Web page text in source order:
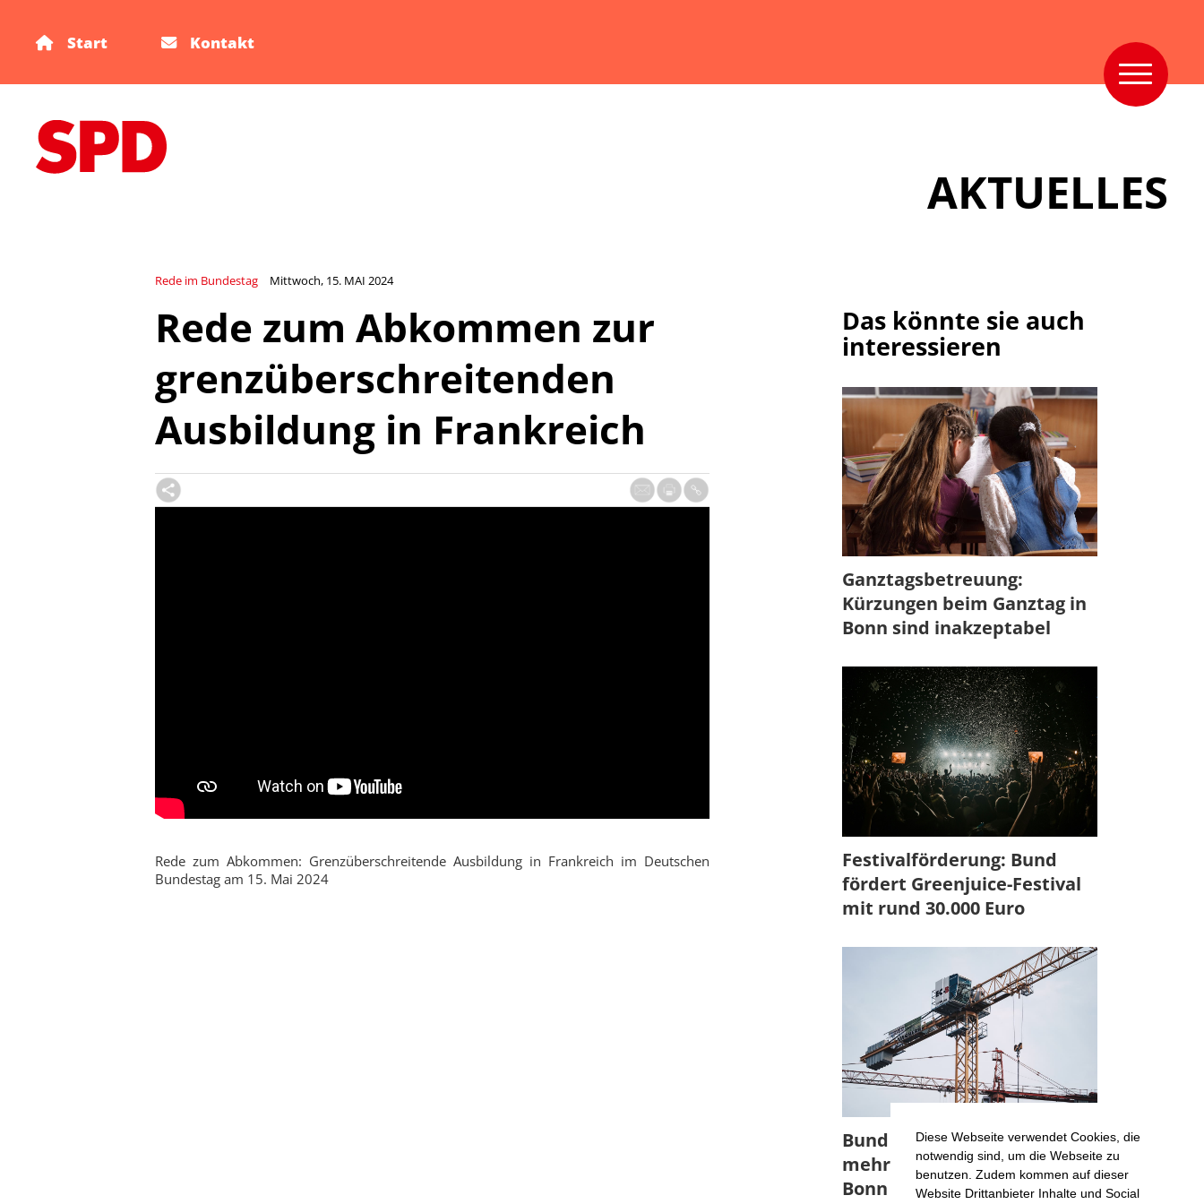
Diese Webseite verwendet Cookies, die
notwendig sind, um die Webseite zu
benutzen. Zudem kommen auf dieser
Website Drittanbieter Inhalte und Social
Start Kontakt
AKTUELLES
Rede im Bundestag Mittwoch, 15. MAI 2024
Rede zum Abkommen zur
grenzüberschreitenden
Ausbildung in Frankreich
Rede zum Abkommen: Grenzüberschreitende Ausbildung in Frankreich im Deutschen
Bundestag am 15. Mai 2024
Das könnte sie auch
interessieren
Ganztagsbetreuung:
Kürzungen beim Ganztag in
Bonn sind inakzeptabel
Festivalförderung: Bund
fördert Greenjuice-Festival
mit rund 30.000 Euro
Bund fördert Projekt für
mehr Wohnraumflächen in
Bonn